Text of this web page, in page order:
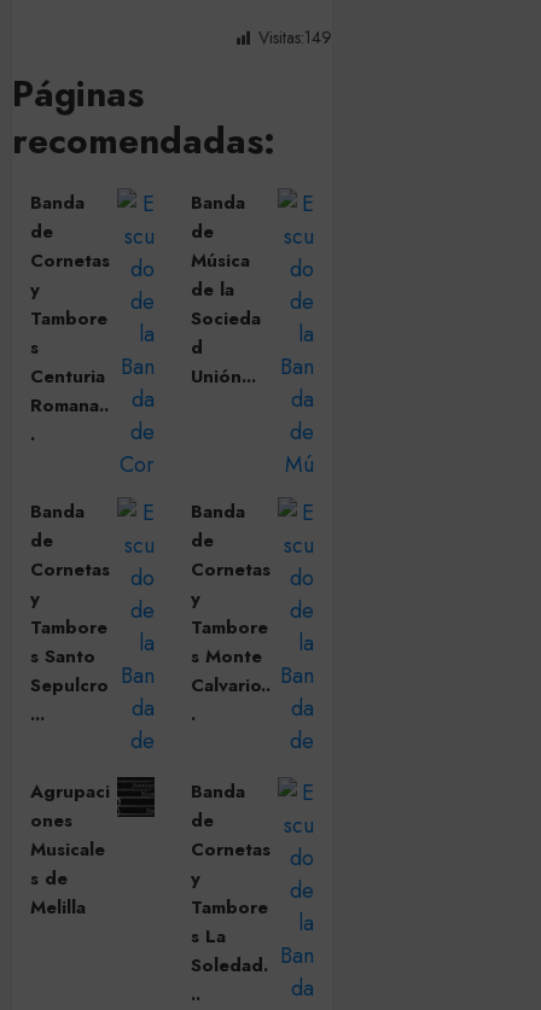
Visitas:149
Páginas
recomendadas:
Banda
de
Cornetas
y
Tambore
s
Centuria
Romana..
.
Banda
de
Música
de la
Socieda
d
Unión...
Banda
de
Cornetas
y
Tambore
s Santo
Sepulcro
...
Banda
de
Cornetas
y
Tambore
s Monte
Calvario..
.
Agrupaci
ones
Musicale
s de
Melilla
Banda
de
Cornetas
y
Tambore
s La
Soledad.
..